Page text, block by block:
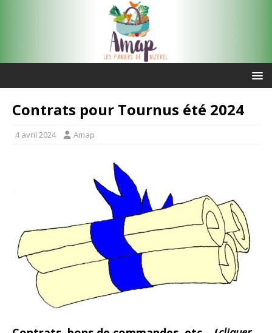
Contrats pour Tournus été 2024
4 avril 2024 Amap